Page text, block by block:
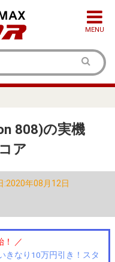
MENU
808)の実機
ア
:2020年08月12日
！ ／
きなり10万円引き！スタ